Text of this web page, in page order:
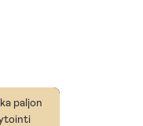
paljon